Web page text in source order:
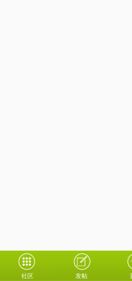
社区 发帖